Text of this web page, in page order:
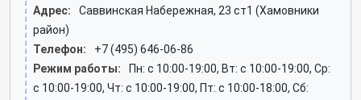
Адрес:
Саввинская Набережная, 23 ст1 (Хамовники
район)
Телефон:
+7 (495) 646-06-86
Режим работы:
Пн: c 10:00-19:00, Вт: c 10:00-19:00, Ср:
c 10:00-19:00, Чт: c 10:00-19:00, Пт: c 10:00-18:00, Сб: